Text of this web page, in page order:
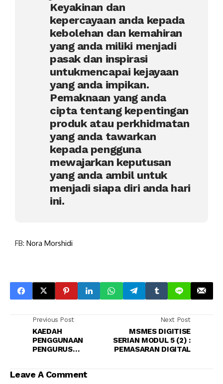
Keyakinan dan
kepercayaan anda kepada
kebolehan dan kemahiran
yang anda miliki menjadi
pasak dan inspirasi
untukmencapai kejayaan
yang anda impikan.
Pemaknaan yang anda
cipta tentang kepentingan
produk atau perkhidmatan
yang anda tawarkan
kepada pengguna
mewajarkan keputusan
yang anda ambil untuk
menjadi siapa diri anda hari
ini.
FB: Nora Morshidi
Previous Post
KAEDAH
PENGGUNAAN
PENGURUS
KECIL DAN
Next Post
MSMES DIGITISE
SERIAN MODUL 5 (2) :
PEMASARAN DIGITAL
Leave A Comment